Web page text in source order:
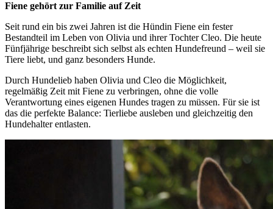
Fiene gehört zur Familie auf Zeit
Seit rund ein bis zwei Jahren ist die Hündin Fiene ein fester
Bestandteil im Leben von Olivia und ihrer Tochter Cleo. Die heute
Fünfjährige beschreibt sich selbst als echten Hundefreund – weil sie
Tiere liebt, und ganz besonders Hunde.
Durch Hundelieb haben Olivia und Cleo die Möglichkeit,
regelmäßig Zeit mit Fiene zu verbringen, ohne die volle
Verantwortung eines eigenen Hundes tragen zu müssen. Für sie ist
das die perfekte Balance: Tierliebe ausleben und gleichzeitig den
Hundehalter entlasten.